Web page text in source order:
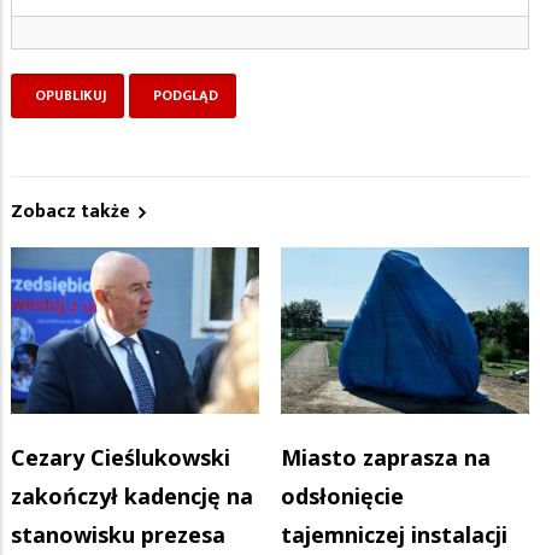
Zobacz także
Cezary Cieślukowski
zakończył kadencję na
stanowisku prezesa
Miasto zaprasza na
odsłonięcie
tajemniczej instalacji